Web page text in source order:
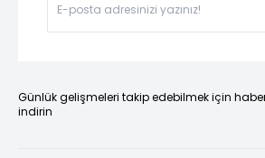
Günlük gelişmeleri takip edebilmek için
indirin